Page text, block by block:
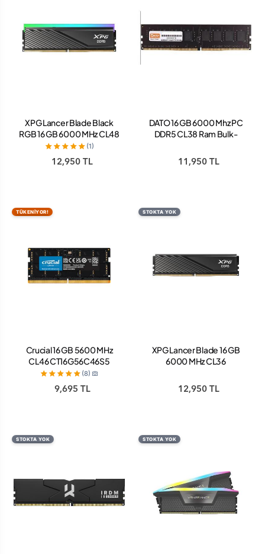
XPG Lancer Blade Black
RGB 16 GB 6000 MHz CL48
AX5U6000C4816G-
SLABRBK DDR5 Ram
(1)
12,950 TL
DATO 16 GB 6000 Mhz PC
DDR5 CL38 Ram Bulk-
11,950 TL
TÜKENİYOR!
Crucial 16 GB 5600 MHz
CL46 CT16G56C46S5
DDR5 Notebook Ram
(8)
9,695 TL
STOKTA YOK
XPG Lancer Blade 16 GB
6000 MHz CL36
SLABBK DDR5 Ram
12,950 TL
STOKTA YOK STOKTA YOK